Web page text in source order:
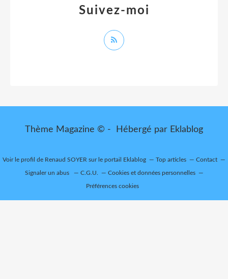
Suivez-moi
Thème Magazine © - Hébergé par Eklablog
Voir le profil de Renaud SOYER sur le portail Eklablog Top articles Contact
Signaler un abus C.G.U. Cookies et données personnelles
Préférences cookies